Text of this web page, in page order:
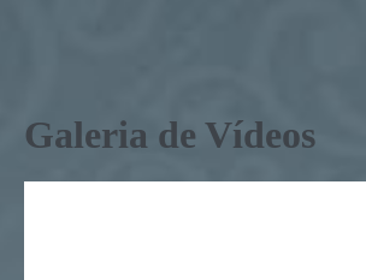
Galeria de Vídeos